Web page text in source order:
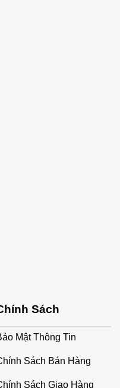
hay các liệu pháp
cần ghế có thể điều
hợp các chức năng như
hàng luôn muốn được
thoải mái và hài lòng
nghiệm dịch vụ.
Sách
Mật Thông Tin
Sách Bán Hàng
Sách Giao Hàng